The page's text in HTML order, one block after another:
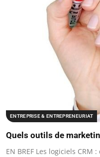
ENTREPRISE & ENTREPRENEURIAT
Quels outils de
EN BREF Les logiciels